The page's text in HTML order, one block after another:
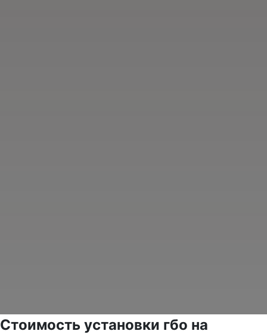
Стоимость установки гбо на